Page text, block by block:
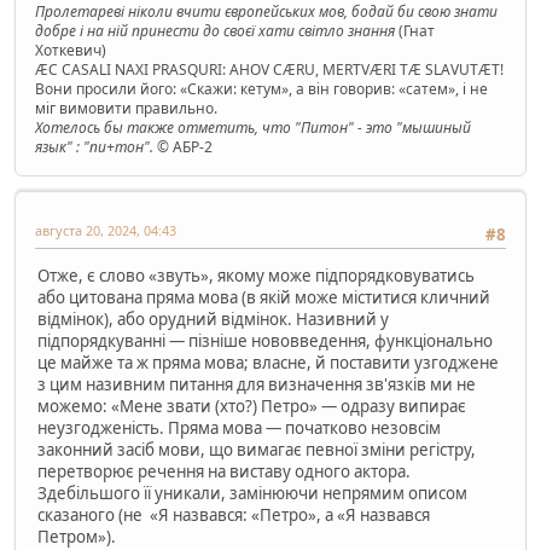
Пролетареві ніколи вчити європейських мов, бодай би свою знати
добре і на ній принести до своєї хати світло знання(Гнат
Хоткевич)
ÆC CASALI NAXI PRASQURI: AHOV CÆRU, MERTVÆRI TÆ SLAVUTÆT!
Вони просили його: «Скажи: кетум», а він говорив: «сатем», і не
міг вимовити правильно.
Хотелось бы также отметить, что "Питон" - это "мышиный
язык" : "пи+тон". © АБР-2
#8
августа 20, 2024, 04:43
Отже, є слово «звуть», якому може підпорядковуватись
або цитована пряма мова (в якій може міститися кличний
відмінок), або орудний відмінок. Називний у
підпорядкуванні — пізніше нововведення, функціонально
це майже та ж пряма мова; власне, й поставити узгоджене
з цим називним питання для визначення зв'язків ми не
можемо: «Мене звати (хто?) Петро» — одразу випирає
неузгодженість. Пряма мова — початково незовсім
законний засіб мови, що вимагає певної зміни регістру,
перетворює речення на виставу одного актора.
Здебільшого її уникали, замінюючи непрямим описом
сказаного (не «Я назвався: «Петро», а «Я назвався
Петром»).